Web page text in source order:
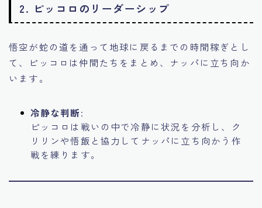
2. ピッコロのリーダーシップ
悟空が蛇の道を通って地球に戻るまでの時間稼ぎとし
て、ピッコロは仲間たちをまとめ、ナッパに立ち向か
います。
冷静な判断:
ピッコロは戦いの中で冷静に状況を分析し、ク
リリンや悟飯と協力してナッパに立ち向かう作
戦を練ります。